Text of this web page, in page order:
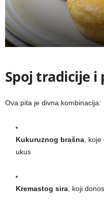
Spoj tradicije
Ova pita je divna kombinacija:
Kukuruznog brašna, koje
ukus
Kremastog sira, koji